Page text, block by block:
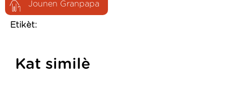
Jounen Granpapa
Etikèt:
Kat similè